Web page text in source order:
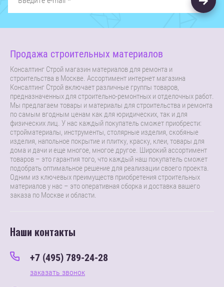
Продажа строительных материалов
Консалтинг Строй магазин материалов для ремонта и
строительства в Москве. Ассортимент интернет магазина
Консалтинг Строй включает различные группы товаров,
предназначенных для строительно-ремонтных и отделочных работ.
Мы предлагаем товары и материалы для строительства и ремонта
по самым вгодным ценам как для юридических, так и для
физических лиц. У нас каждый покупатель сможет приобрести:
стройматериалы, инструменты, столярные изделия, скобяные
изделия, напольное покрытие и плитку, краску, клеи, товары для
дома и дачи и еще многое, многое другое. Широкий ассортимент
товаров – это гарантия того, что каждый наш покупатель сможет
подобрать оптимальное решение для реализации своего проекта.
Одним из ключевых преимуществ приобретения строительных
материалов у нас – это оперативная сборка и доставка вашего
заказа по Москве и области.
Наши контакты
+7 (495) 789-24-28
заказать звонок